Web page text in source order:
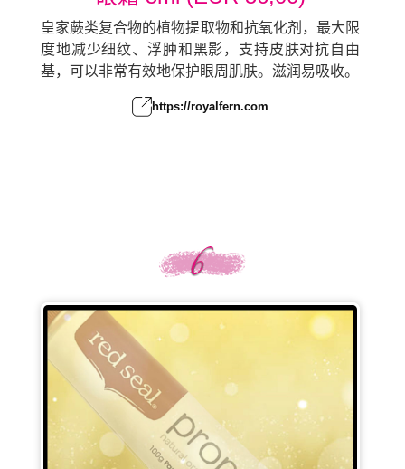
皇家蕨类复合物的植物提取物和抗氧化剂，最大限
度地减少细纹、浮肿和黑影，支持皮肤对抗自由
基，可以非常有效地保护眼周肌肤。滋润易吸收。
https://royalfern.com